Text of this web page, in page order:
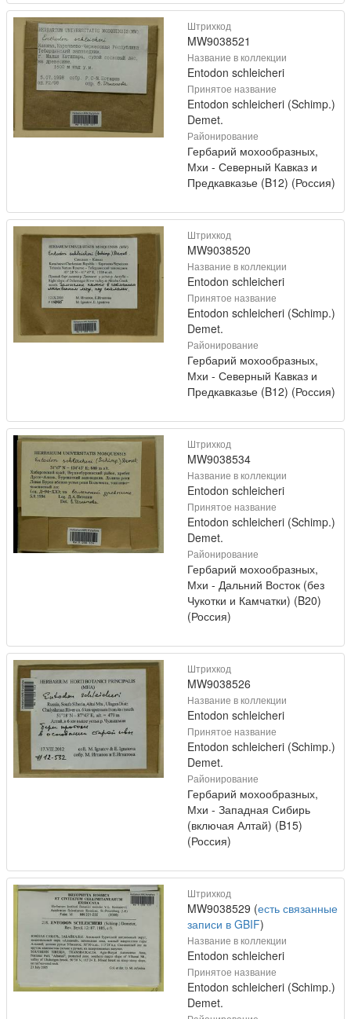
Штрихкод
MW9038521
Название в коллекции
Entodon schleicheri
Принятое название
Entodon schleicheri (Schimp.)
Demet.
Районирование
Гербарий мохообразных,
Мхи - Северный Кавказ и
Предкавказье (B12) (Россия)
Штрихкод
MW9038520
Название в коллекции
Entodon schleicheri
Принятое название
Entodon schleicheri (Schimp.)
Demet.
Районирование
Гербарий мохообразных,
Мхи - Северный Кавказ и
Предкавказье (B12) (Россия)
Штрихкод
MW9038534
Название в коллекции
Entodon schleicheri
Принятое название
Entodon schleicheri (Schimp.)
Demet.
Районирование
Гербарий мохообразных,
Мхи - Дальний Восток (без
Чукотки и Камчатки) (B20)
(Россия)
Штрихкод
MW9038526
Название в коллекции
Entodon schleicheri
Принятое название
Entodon schleicheri (Schimp.)
Demet.
Районирование
Гербарий мохообразных,
Мхи - Западная Сибирь
(включая Алтай) (B15)
(Россия)
Штрихкод
MW9038529 (есть связанные
записи в GBIF)
Название в коллекции
Entodon schleicheri
Принятое название
Entodon schleicheri (Schimp.)
Demet.